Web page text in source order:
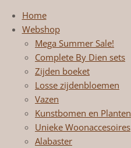
Home
Webshop
Mega Summer Sale!
Complete By Dien sets
Zijden boeket
Losse zijdenbloemen
Vazen
Kunstbomen en Planten
Unieke Woonaccesoires
Alabaster